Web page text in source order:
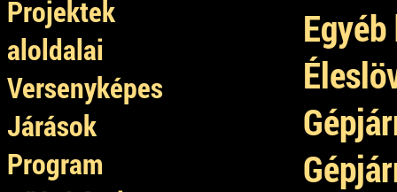
Projektek
aloldalai
Versenyképes
Járások
Program